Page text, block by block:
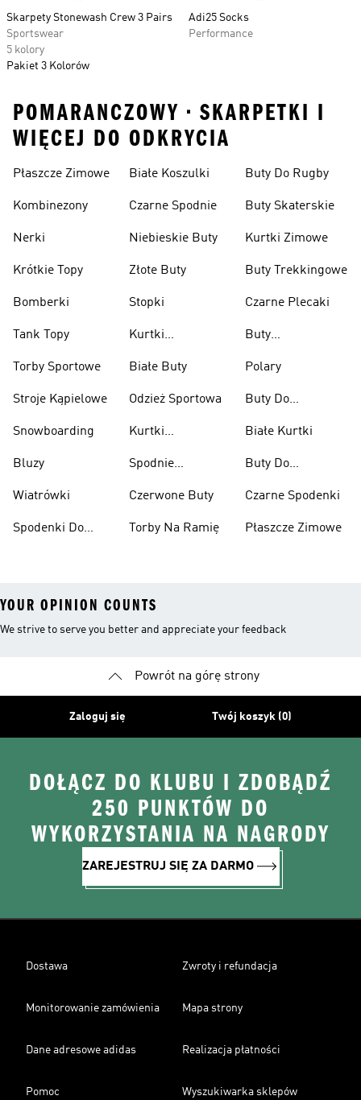
Skarpety Stonewash Crew 3 Pairs
Sportswear
5 kolory
Pakiet 3 Kolorów
Adi25 Socks
Performance
POMARANCZOWY • SKARPETKI I
WIĘCEJ DO ODKRYCIA
Płaszcze Zimowe
Kombinezony
Nerki
Krótkie Topy
Bomberki
Tank Topy
Torby Sportowe
Stroje Kąpielowe
Snowboarding
Bluzy
Wiatrówki
Spodenki Do
Białe Koszulki
Czarne Spodnie
Niebieskie Buty
Złote Buty
Stopki
Kurtki
Białe Buty
Odzież Sportowa
Kurtki
Spodnie
Czerwone Buty
Torby Na Ramię
Buty Do Rugby
Buty Skaterskie
Kurtki Zimowe
Buty Trekkingowe
Czarne Plecaki
Buty
Polary
Buty Do
Ciężarów
Białe Kurtki
Buty Do
Czarne Spodenki
Płaszcze Zimowe
YOUR OPINION COUNTS
We strive to serve you better and appreciate your feedback
Powrót na górę strony
Zaloguj się Twój koszyk (0)
DOŁĄCZ DO KLUBU I ZDOBĄDŹ
250 PUNKTÓW DO
WYKORZYSTANIA NA NAGRODY
ZAREJESTRUJ SIĘ ZA DARMO
Dostawa Zwroty i refundacja
Monitorowanie zamówienia Mapa strony
Dane adresowe adidas Realizacja płatności
Pomoc Wyszukiwarka sklepów